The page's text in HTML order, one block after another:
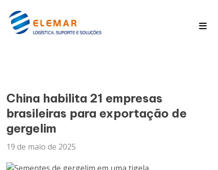
China habilita 21 empresas
brasileiras para exportação de
gergelim
19 de maio de 2025